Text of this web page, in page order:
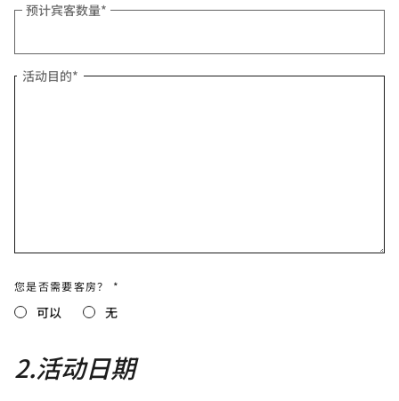
预计宾客数量*
活动目的*
您是否需要客房？ *
可以 无
2.活动日期